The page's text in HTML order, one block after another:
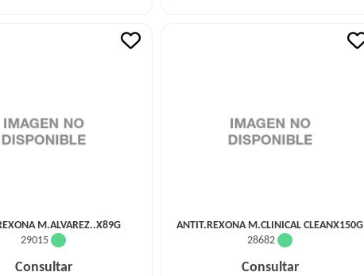
M.ALVAREZ..X89G
29015
Consultar
ANTIT.REXONA M.CLINICAL CLEANX150G
28682
Consultar